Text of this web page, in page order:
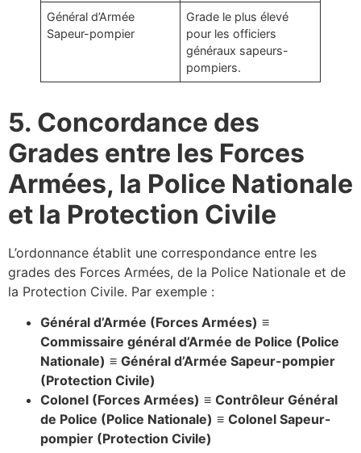
Général d’Armée
Sapeur-pompier
Grade le plus élevé
pour les officiers
généraux sapeurs-
pompiers.
5. Concordance des
Grades entre les Forces
Armées, la Police Nationale
et la Protection Civile
L’ordonnance établit une correspondance entre les
grades des Forces Armées, de la Police Nationale et de
la Protection Civile. Par exemple :
Général d’Armée (Forces Armées) ≡
Commissaire général d’Armée de Police (Police
Nationale) ≡ Général d’Armée Sapeur-pompier
(Protection Civile)
Colonel (Forces Armées) ≡ Contrôleur Général
de Police (Police Nationale) ≡ Colonel Sapeur-
pompier (Protection Civile)